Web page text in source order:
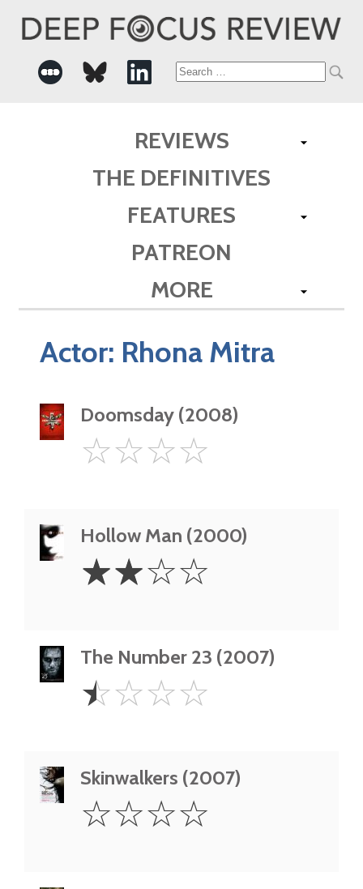
Search
REVIEWS
THE DEFINITIVES
FEATURES
PATREON
MORE
Actor: Rhona Mitra
Doomsday (2008)
Star
☆☆☆☆
Hollow Man (2000)
Stars
☆☆☆☆
The Number 23 (2007)
0.5
Star
☆☆☆☆
Skinwalkers (2007)
Star
☆☆☆☆